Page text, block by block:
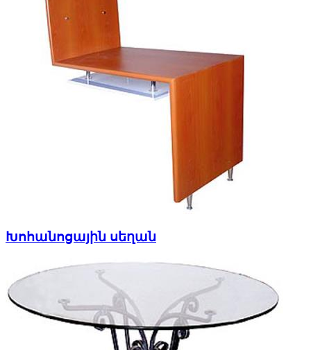
Խոհանոցային սեղան